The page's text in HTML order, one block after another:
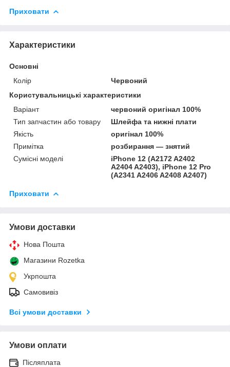
Приховати
Характеристики
Основні
Колір
Червоний
Користувальницькі характеристики
Варіант
червоний оригінал 100%
Тип запчастин або товару
Шлейфа та нижні плати
Якість
оригінал 100%
Примітка
розбирання — знятий
Сумісні моделі
iPhone 12 (A2172 A2402
A2404 A2403), iPhone 12 Pro
(A2341 A2406 A2408 A2407)
Приховати
Умови доставки
Нова Пошта
Магазини Rozetka
Укрпошта
Самовивіз
Всі умови доставки
Умови оплати
Післяплата